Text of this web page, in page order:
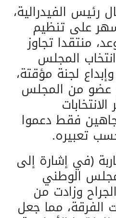
رئيس الفيدرالية،
على تنظيم
منتقدا تجاوز
المجلس
لجنة مؤقتة،
عضو من المجلس
فقط دعموا
تعبيره.
(في إشارة إلى
الوطني
وزادت من
الفرقة، مما جعل